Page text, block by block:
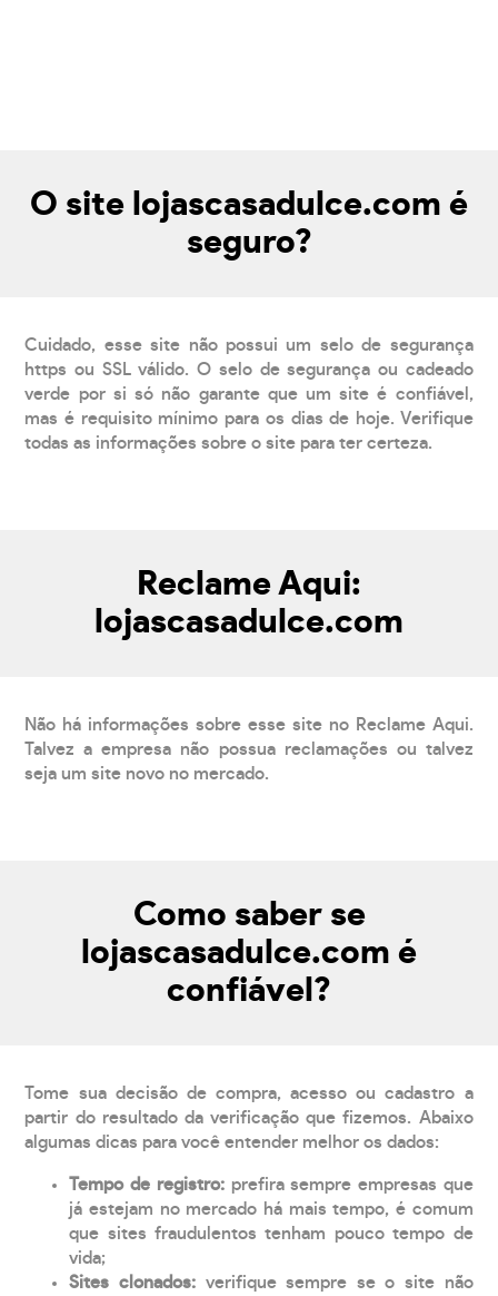
O site lojascasadulce.com é
seguro?
Cuidado, esse site não possui um selo de segurança
https ou SSL válido. O selo de segurança ou cadeado
verde por si só não garante que um site é confiável,
mas é requisito mínimo para os dias de hoje. Verifique
todas as informações sobre o site para ter certeza.
Reclame Aqui:
lojascasadulce.com
Não há informações sobre esse site no Reclame Aqui.
Talvez a empresa não possua reclamações ou talvez
seja um site novo no mercado.
Como saber se
lojascasadulce.com é
confiável?
Tome sua decisão de compra, acesso ou cadastro a
partir do resultado da verificação que fizemos. Abaixo
algumas dicas para você entender melhor os dados:
Tempo de registro: prefira sempre empresas que
já estejam no mercado há mais tempo, é comum
que sites fraudulentos tenham pouco tempo de
vida;
Sites clonados: verifique sempre se o site não